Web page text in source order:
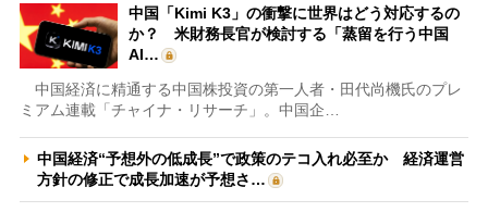
中国「Kimi K3」の衝撃に世界はどう対応するの
か？ 米財務長官が検討する「蒸留を行う中国
AI…
中国経済に精通する中国株投資の第一人者・田代尚機氏のプレ
ミアム連載「チャイナ・リサーチ」。中国企…
中国経済“予想外の低成長”で政策のテコ入れ必至か 経済運営
方針の修正で成長加速が予想さ…